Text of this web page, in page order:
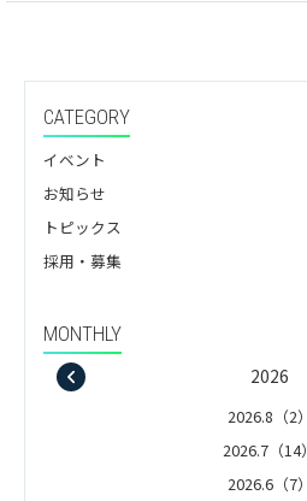
CATEGORY
イベント
お知らせ
トピックス
採用・募集
MONTHLY
2026
2026.8（2）
2026.7（14）
2026.6（7）